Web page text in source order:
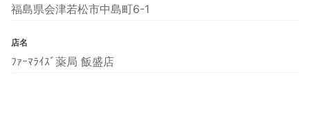
福島県会津若松市中島町6-1
店名
ﾌｧｰﾏﾗｲｽﾞ薬局 飯盛店